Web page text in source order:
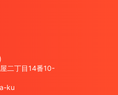
二丁目14番10-
ku